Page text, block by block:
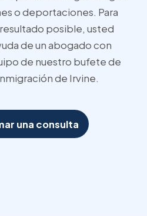
o deportaciones. Para
posible, usted
de un abogado con
de nuestro bufete de
de Irvine.
una consulta